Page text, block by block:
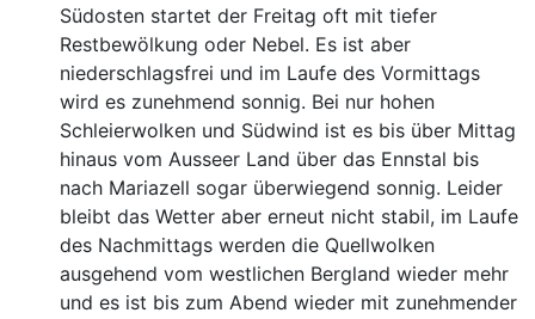
Südosten startet der Freitag oft mit tiefer
Restbewölkung oder Nebel. Es ist aber
niederschlagsfrei und im Laufe des Vormittags
wird es zunehmend sonnig. Bei nur hohen
Schleierwolken und Südwind ist es bis über Mittag
hinaus vom Ausseer Land über das Ennstal bis
nach Mariazell sogar überwiegend sonnig. Leider
bleibt das Wetter aber erneut nicht stabil, im Laufe
des Nachmittags werden die Quellwolken
ausgehend vom westlichen Bergland wieder mehr
und es ist bis zum Abend wieder mit zunehmender